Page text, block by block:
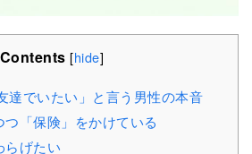
Contents [hide]
達でいたい」と言う男性の本音
「保険」をかけている
らげたい